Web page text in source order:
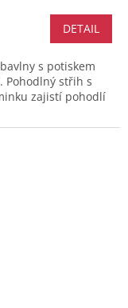
DETAIL
s potiskem
Pohodlný střih s
zajistí pohodlí